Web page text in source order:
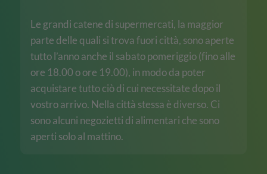
Le grandi catene di supermercati, la maggior
parte delle quali si trova fuori città, sono aperte
tutto l’anno anche il sabato pomeriggio (fino alle
ore 18.00 o ore 19.00), in modo da poter
acquistare tutto ciò di cui necessitate dopo il
vostro arrivo. Nella città stessa è diverso. Ci
sono alcuni negozietti di alimentari che sono
aperti solo al mattino.